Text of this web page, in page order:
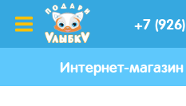
+7
Интернет-